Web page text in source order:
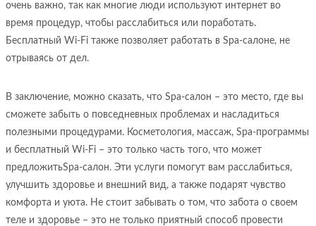
очень важно, так как многие люди используют интернет во
время процедур, чтобы расслабиться или поработать.
Бесплатный Wi-Fi также позволяет работать в Spa-салоне, не
отрываясь от дел.
В заключение, можно сказать, что Spa-салон – это место, где вы
сможете забыть о повседневных проблемах и насладиться
полезными процедурами. Косметология, массаж, Spa-программы
и бесплатный Wi-Fi – это только часть того, что может
предложитьSpa-салон. Эти услуги помогут вам расслабиться,
улучшить здоровье и внешний вид, а также подарят чувство
комфорта и уюта. Не стоит забывать о том, что забота о своем
теле и здоровье – это не только приятный способ провести